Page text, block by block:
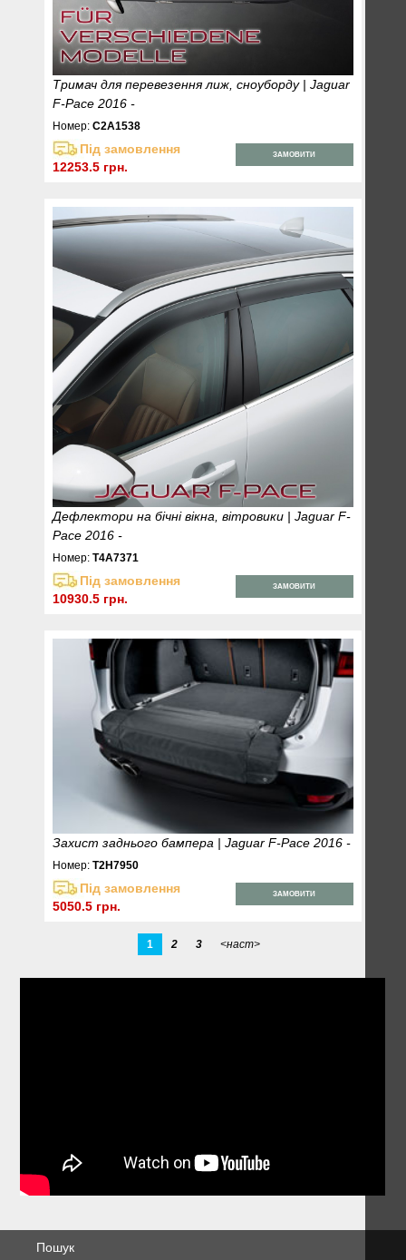
Тримач для перевезення лиж, сноуборду | Jaguar
F-Pace 2016 -
Номер:C2A1538
Під замовлення
12253.5 грн.
ЗАМОВИТИ
Дефлектори на бічні вікна, вітровики | Jaguar F-
Pace 2016 -
Номер:T4A7371
Під замовлення
10930.5 грн.
ЗАМОВИТИ
Захист заднього бампера | Jaguar F-Pace 2016 -
Номер:T2H7950
Під замовлення
5050.5 грн.
ЗАМОВИТИ
1 2 3 <наст>
Пошук